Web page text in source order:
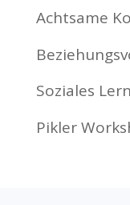
Achtsame
Soziales
Pikler